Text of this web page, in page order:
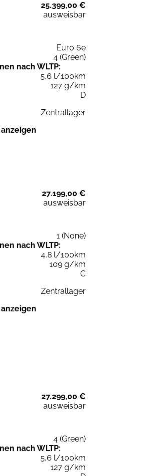
25.399,00 €
ausweisbar
Euro 6e
4 (Green)
nach WLTP:
5,6 l/100km
127 g/km
D
Zentrallager
27.199,00 €
ausweisbar
1 (None)
nach WLTP:
4,8 l/100km
109 g/km
C
Zentrallager
27.299,00 €
ausweisbar
4 (Green)
nach WLTP:
5,6 l/100km
127 g/km